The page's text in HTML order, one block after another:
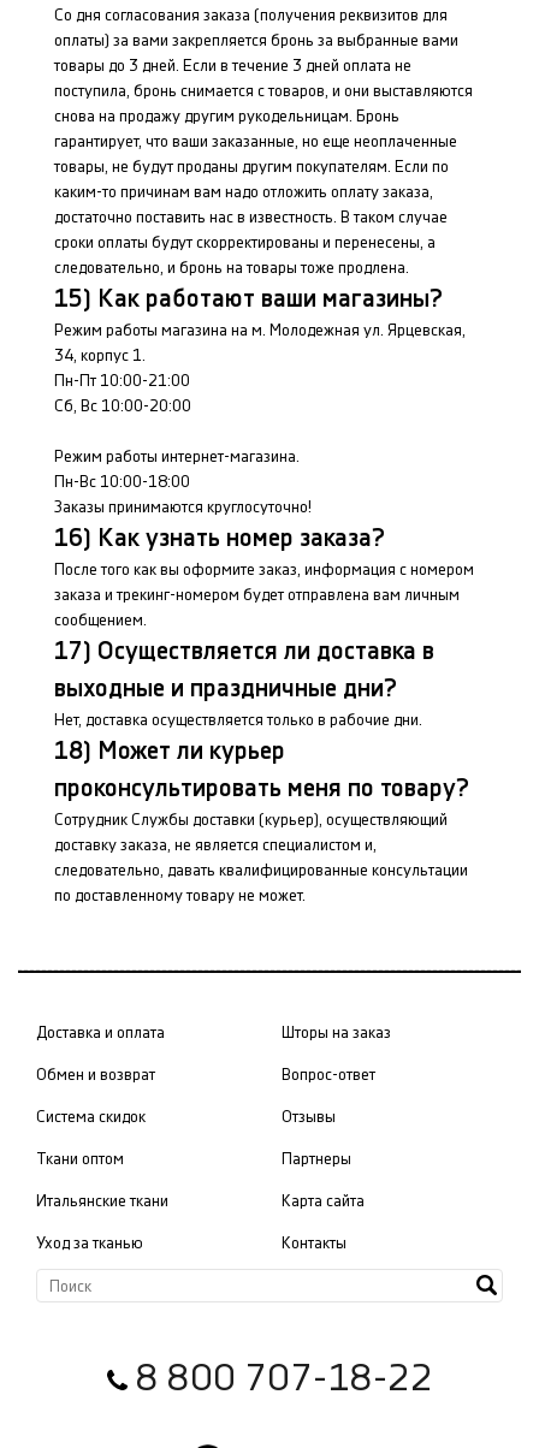
Со дня согласования заказа (получения реквизитов для
оплаты) за вами закрепляется бронь за выбранные вами
товары до 3 дней. Если в течение 3 дней оплата не
поступила, бронь снимается с товаров, и они выставляются
снова на продажу другим рукодельницам. Бронь
гарантирует, что ваши заказанные, но еще неоплаченные
товары, не будут проданы другим покупателям. Если по
каким-то причинам вам надо отложить оплату заказа,
достаточно поставить нас в известность. В таком случае
сроки оплаты будут скорректированы и перенесены, а
следовательно, и бронь на товары тоже продлена.
15) Как работают ваши магазины?
Режим работы магазина на м. Молодежная ул. Ярцевская,
34, корпус 1.
Пн-Пт 10:00-21:00
Сб, Вс 10:00-20:00
Режим работы интернет-магазина.
Пн-Вс 10:00-18:00
Заказы принимаются круглосуточно!
16) Как узнать номер заказа?
После того как вы оформите заказ, информация с номером
заказа и трекинг-номером будет отправлена вам личным
сообщением.
17) Осуществляется ли доставка в
выходные и праздничные дни?
Нет, доставка осуществляется только в рабочие дни.
18) Может ли курьер
проконсультировать меня по товару?
Сотрудник Службы доставки (курьер), осуществляющий
доставку заказа, не является специалистом и,
следовательно, давать квалифицированные консультации
по доставленному товару не может.
Доставка и оплата
Обмен и возврат
Система скидок
Ткани оптом
Итальянские ткани
Уход за тканью
Шторы на заказ
Вопрос-ответ
Отзывы
Партнеры
Карта сайта
Контакты
8 800 707-18-22